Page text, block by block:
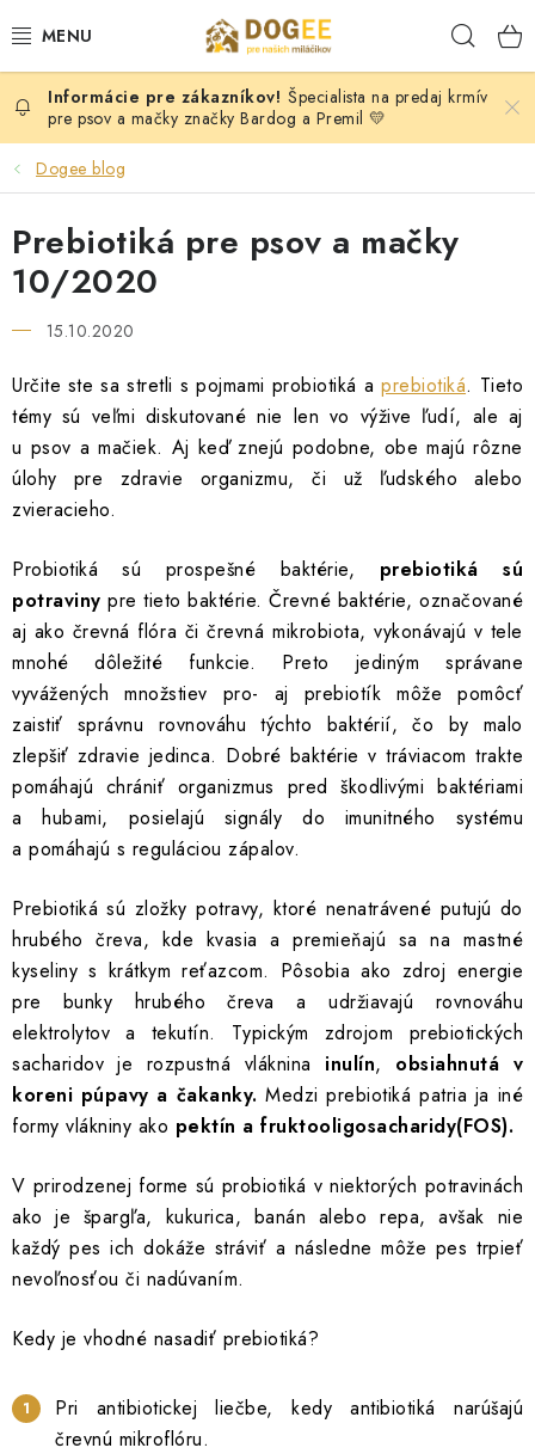
na
PSY
MAČKY
HLODAVCI
KONE
DOGFRISBEE
Moja objednávka KONTAKTY
POŠTOVNÉ A DOPRAVA
VEĽKOOBCHOD
INFORMÁCIE O NÁKUPE
GDPR
Špecialista na predaj krmív
pre psov a mačky značky Bardog a Premil 💛
Dogee blog
Prebiotiká pre psov a mačky
10/2020
15.10.2020
Určite ste sa stretli s pojmami probiotiká aprebiotiká. Tieto
témy sú veľmi diskutované nie len vo výžive ľudí, ale aj
u psov a mačiek. Aj keď znejú podobne, obe majú rôzne
úlohy pre zdravie organizmu, či už ľudského alebo
zvieracieho.
Probiotiká sú prospešné baktérie, prebiotiká sú
potraviny pre tieto baktérie. Črevné baktérie, označované
aj ako črevná flóra či črevná mikrobiota, vykonávajú v tele
mnohé dôležité funkcie. Preto jediným správane
vyvážených množstiev pro- aj prebiotík môže pomôcť
zaistiť správnu rovnováhu týchto baktérií, čo by malo
zlepšiť zdravie jedinca. Dobré baktérie v tráviacom trakte
pomáhajú chrániť organizmus pred škodlivými baktériami
a hubami, posielajú signály do imunitného systému
a pomáhajú s reguláciou zápalov.
Prebiotiká sú zložky potravy, ktoré nenatrávené putujú do
hrubého čreva, kde kvasia a premieňajú sa na mastné
kyseliny s krátkym reťazcom. Pôsobia ako zdroj energie
pre bunky hrubého čreva a udržiavajú rovnováhu
elektrolytov a tekutín. Typickým zdrojom prebiotických
sacharidov je rozpustná vláknina inulín, obsiahnutá v
koreni púpavy a čakanky. Medzi prebiotiká patria ja iné
formy vlákniny ako pektín a fruktooligosacharidy(FOS).
V prirodzenej forme sú probiotiká v niektorých potravinách
ako je špargľa, kukurica, banán alebo repa, avšak nie
každý pes ich dokáže stráviť a následne môže pes trpieť
nevoľnosťou či nadúvaním.
Kedy je vhodné nasadiť prebiotiká?
Pri antibiotickej liečbe, kedy antibiotiká narúšajú
črevnú mikroflóru.